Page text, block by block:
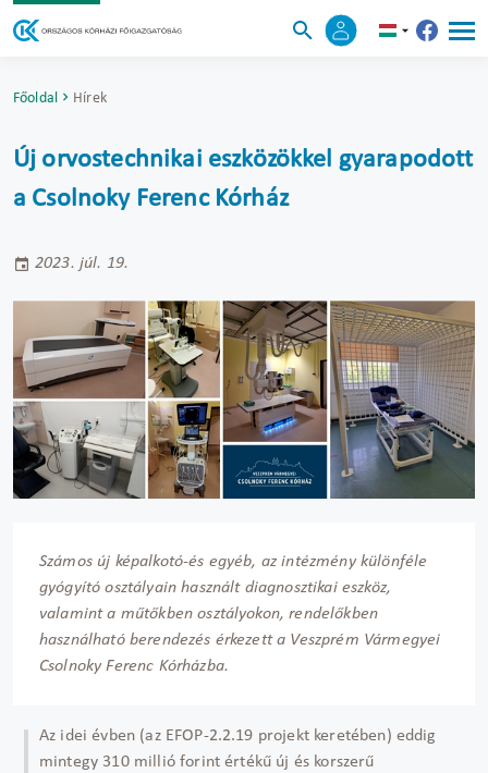
Főoldal Hírek
Új orvostechnikai eszközökkel gyarapodott
a Csolnoky Ferenc Kórház
2023. júl. 19.
Számos új képalkotó-és egyéb, az intézmény különféle
gyógyító osztályain használt diagnosztikai eszköz,
valamint a műtőkben osztályokon, rendelőkben
használható berendezés érkezett a Veszprém Vármegyei
Csolnoky Ferenc Kórházba.
Az idei évben (az EFOP-2.2.19 projekt keretében) eddig
mintegy 310 millió forint értékű új és korszerű